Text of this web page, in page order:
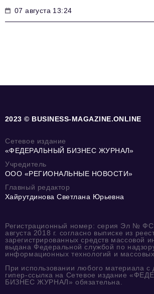
07 августа 13:24
2023 © BUSINESS-MAGAZINE.ONLINE
Сетевое издание
«ФЕДЕРАЛЬНЫЙ БИЗНЕС ЖУРНАЛ»
Учредитель
ООО «РЕГИОНАЛЬНЫЕ НОВОСТИ»
Главный редактор
Хайрутдинова Светлана Юрьевна
Регистрационный номер: серия Эл №
августа 2018 г. согласно выписке из
зарегистрированных средств массовой
выдана Федеральной службой по
информационных технологий и
При использовании любого материала с
гипер-ссылка на Сетевое издание
БИЗНЕС ЖУРНАЛ» обязательна.